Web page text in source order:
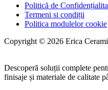
Politică de
Termeni si condiții
Politica modulelor cookie
Copyright © 2026 Erica
Descoperă soluții complete
finisaje și materiale de calitate